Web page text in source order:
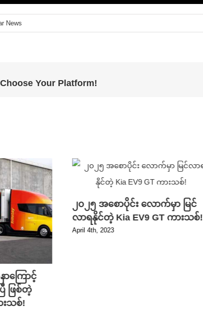
News
Your Platform!
ကြောင့်
ဖြစ်တဲ့
းသစ်!
၂၀၂၅ အစောပိုင်း လောက်မှာ မြင်
လာရနိုင်တဲ့ Kia EV9 GT ကားသစ်!
April 4th, 2023